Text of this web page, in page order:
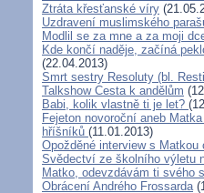
Ztráta křesťanské víry
Uzdravení muslimského
Modlil se za mne a za moji
Kde končí naděje, začíná
(22.04.2013)
Smrt sestry Resoluty (bl.
Talkshow Cesta k andělům
Babi, kolik vlastně ti je let?
Fejeton novoroční aneb
hříšníků (11.01.2013)
Opožděné interview s
Svědectví ze školního výletu
Matko, odevzdávám ti svého
Obrácení Andrého Frossarda